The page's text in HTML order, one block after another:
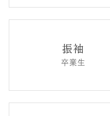
振袖
卒業生